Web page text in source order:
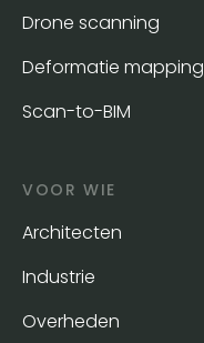
Drone scanning
Deformatie mapping
Scan-to-BIM
VOOR WIE
Architecten
Industrie
Overheden